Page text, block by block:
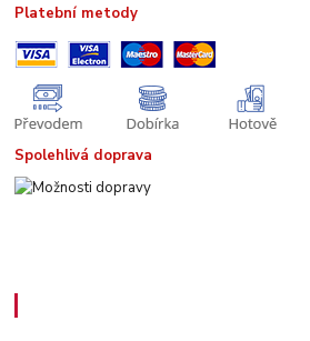
Platební metody
Spolehlivá doprava